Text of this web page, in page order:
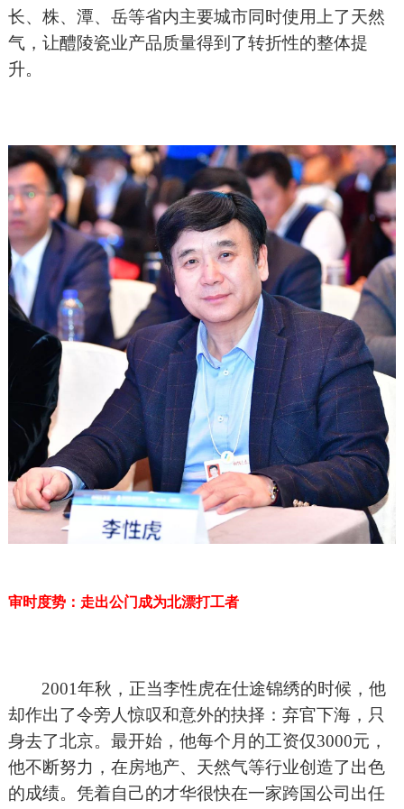
长、株、潭、岳等省内主要城市同时使用上了天然
气，让醴陵瓷业产品质量得到了转折性的整体提
升。
审时度势：走出公门成为北漂打工者
2001年秋，正当李性虎在仕途锦绣的时候，他
却作出了令旁人惊叹和意外的抉择：弃官下海，只
身去了北京。最开始，他每个月的工资仅3000元，
他不断努力，在房地产、天然气等行业创造了出色
的成绩。凭着自己的才华很快在一家跨国公司出任